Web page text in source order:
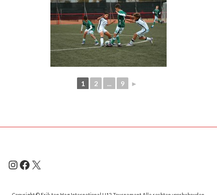
1 2 ... 9 ►
Instagram
Facebook
X